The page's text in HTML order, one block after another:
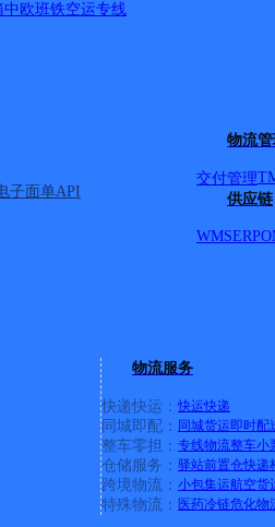
中欧班铁空运专线
子面单API
物流
交付管理
供应链
WMSERP
物流服务
快递快运： 快运快递
同城即配： 同城货运即时配
整车零担： 专线物流整车小
仓储服务： 驿站前置仓快递
跨境物流： 小包集运航空货
特殊物流： 医药冷链危化物